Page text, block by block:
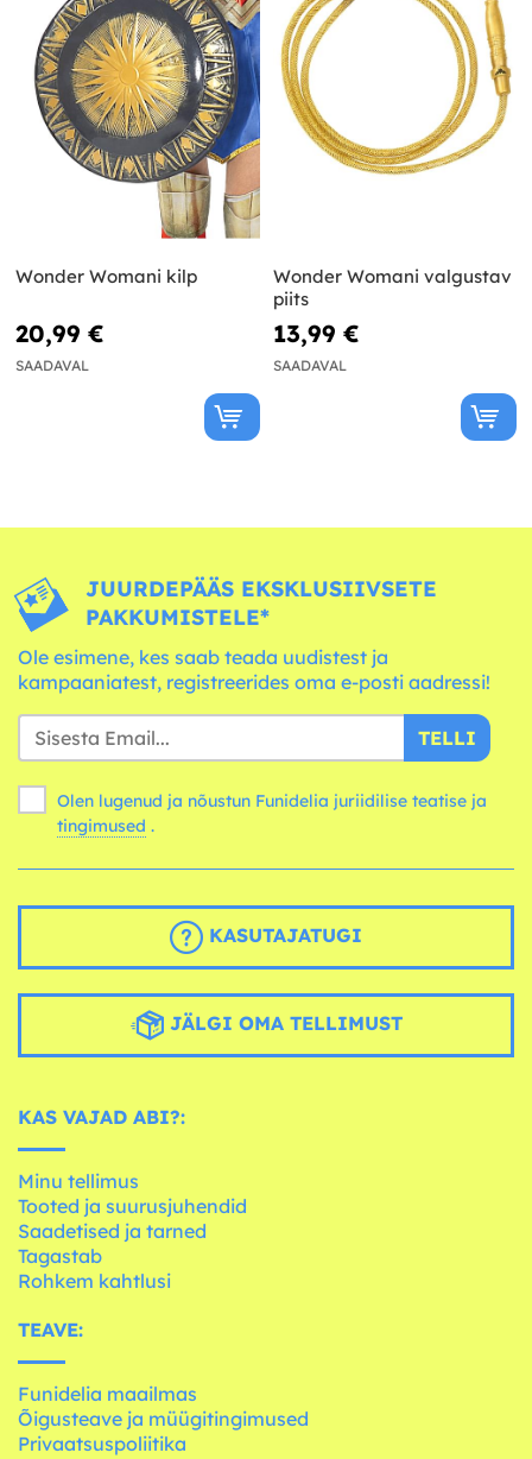
Wonder Womani kilp
20,99 €
SAADAVAL
Wonder Womani valgustav
piits
13,99 €
SAADAVAL
JUURDEPÄÄS EKSKLUSIIVSETE
PAKKUMISTELE*
Ole esimene, kes saab teada uudistest ja
kampaaniatest, registreerides oma e-posti aadressi!
TELLI
Olen lugenud ja nõustun Funidelia juriidilise teatise ja
tingimused .
KASUTAJATUGI
JÄLGI OMA TELLIMUST
KAS VAJAD ABI?:
Minu tellimus
Tooted ja suurusjuhendid
Saadetised ja tarned
Tagastab
Rohkem kahtlusi
TEAVE:
Funidelia maailmas
Õigusteave ja müügitingimused
Privaatsuspoliitika